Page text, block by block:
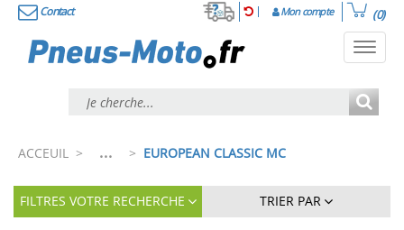
Contact Mon compte (0)
ACCEUIL > ... > EUROPEAN CLASSIC MC
FILTRES VOTRE RECHERCHE TRIER PAR